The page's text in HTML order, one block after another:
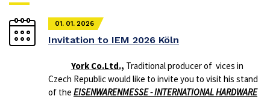
01. 01. 2026
Invitation to IEM 2026 Köln
York Co.Ltd., Traditional producer of vices in
Czech Republic would like to invite you to visit his stand
of the EISENWARENMESSE - INTERNATIONAL HARDWARE